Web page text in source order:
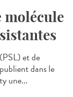
molécule
et de
dans le
une...